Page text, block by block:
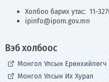
Холбоо барих утас: 11-
ipinfo@ipom.gov.mn
Вэб холбоос
Монгол Улсын Ерөнхийлөгч
Монгол Улсын Их Хурал